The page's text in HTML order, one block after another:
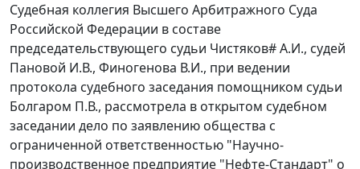
Судебная коллегия Высшего Арбитражного Суда
Российской Федерации в составе
председательствующего судьи Чистяков#А.И., судей
Пановой И.В., Финогенова В.И., при ведении
протокола судебного заседания помощником судьи
Болгаром П.В., рассмотрела в открытом судебном
заседании дело по заявлению общества с
ограниченной ответственностью "Научно-
производственное предприятие "Нефте-Стандарт" о